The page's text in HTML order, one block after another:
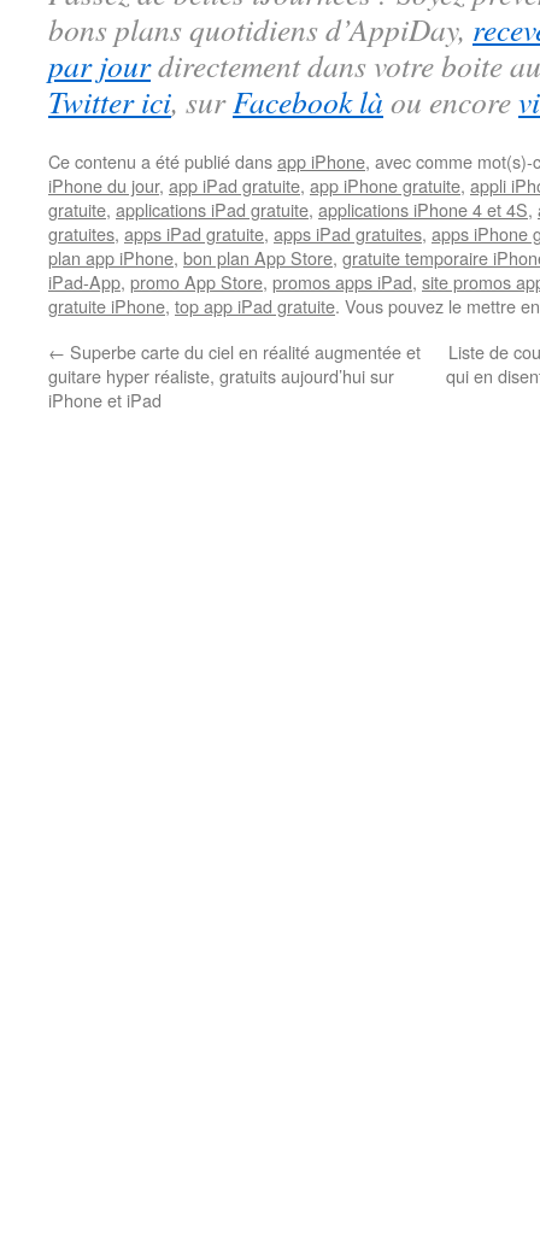
bons plans quotidiens d’AppiDay,
par jourdirectement dans votre boite
Twitter ici, surFacebook là ou encore
Ce contenu a été publié dansapp iPhone, avec comme
iPhone du jour, app iPad gratuite, app iPhone gratuite, appli
gratuite, applications iPad gratuite, applications iPhone 4 et 4S,
gratuites, apps iPad gratuite, apps iPad gratuites, apps iPhone
plan app iPhone, bon plan App Store, gratuite temporaire
iPad-App, promo App Store, promos apps iPad, site promos
gratuite iPhone, top app iPad gratuite. Vous pouvez le mettre
← Superbe carte du ciel en réalité augmentée et
guitare hyper réaliste, gratuits aujourd’hui sur
iPhone et iPad
Liste de
qui en